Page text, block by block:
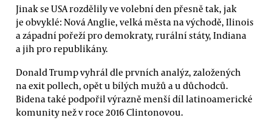
Jinak se USA rozdělily ve volební den přesně tak, jak
je obvyklé: Nová Anglie, velká města na východě, Ilinois
a západní pořeží pro demokraty, rurální státy, Indiana
a jih pro republikány.
Donald Trump vyhrál dle prvních analýz, založených
na exit pollech, opět u bílých mužů a u důchodců.
Bidena také podpořil výrazně menší díl latinoamerické
komunity než v roce 2016 Clintonovou.